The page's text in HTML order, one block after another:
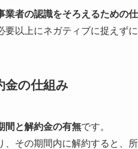
業者の認識をそろえるための
以上にネガティブに捉えずに
金の仕組み
間と解約金の有無です。
その期間内に解約すると、